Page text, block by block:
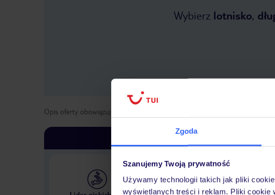
Zgoda
Szanujemy Twoją prywatność
Używamy technologii takich jak pliki
wyświetlanych treści i reklam. Pliki cookie
Wybierz lotnisko,
Opis oferty obowiązuje dla wyjazdów w terminie
Największe biuro podróży